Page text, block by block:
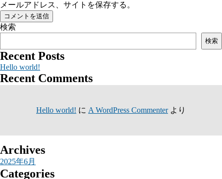
メールアドレス、サイトを保存する。
検索
検索
Recent Posts
Hello world!
Recent Comments
Hello world! に A WordPress Commenterより
Archives
2025年6月
Categories